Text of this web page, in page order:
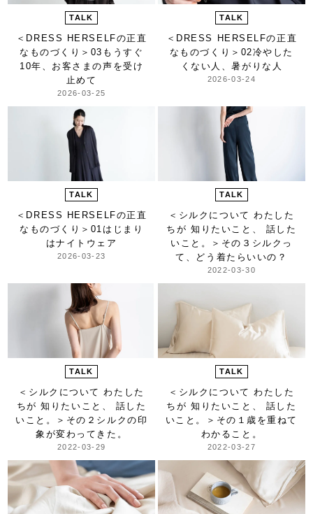
TALK
＜DRESS HERSELFの正直
なものづくり＞ 03もうすぐ
10年、お客さまの声を受け
止めて
2026-03-25
TALK
＜DRESS HERSELFの正直
なものづくり＞ 02冷やした
くない人、暑がりな人
2026-03-24
TALK
＜DRESS HERSELFの正直
なものづくり＞ 01はじまり
はナイトウェア
2026-03-23
TALK
＜シルクについて わたした
ちが 知りたいこと、 話した
いこと。＞ その３シルクっ
て、どう着たらいいの？
2022-03-30
TALK
＜シルクについて わたした
ちが 知りたいこと、 話した
いこと。＞ その２シルクの印
象が変わってきた。
2022-03-29
TALK
＜シルクについて わたした
ちが 知りたいこと、 話した
いこと。＞ その１歳を重ねて
わかること。
2022-03-27